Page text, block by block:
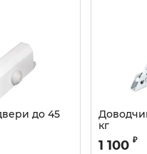
до 45
кг
1 100 ₽